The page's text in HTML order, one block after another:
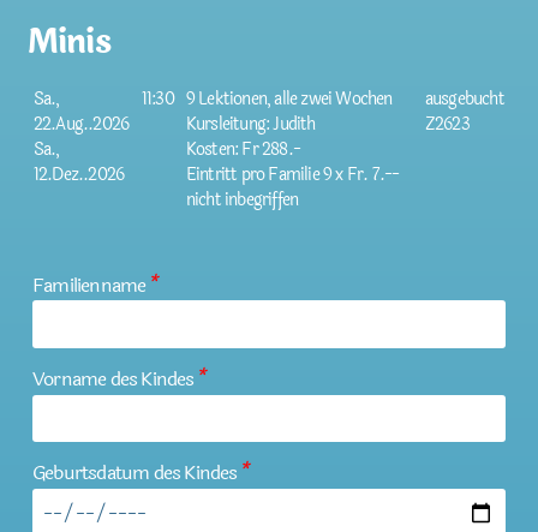
Minis
Sa.,
22.Aug..2026
Sa.,
12.Dez..2026
11:30 9 Lektionen, alle zwei Wochen
Kursleitung: Judith
Kosten: Fr 288.-
Eintritt pro Familie 9 x Fr. 7.--
nicht inbegriffen
ausgebucht
Z2623
Familienname*
Vorname des Kindes *
Geburtsdatum des Kindes *